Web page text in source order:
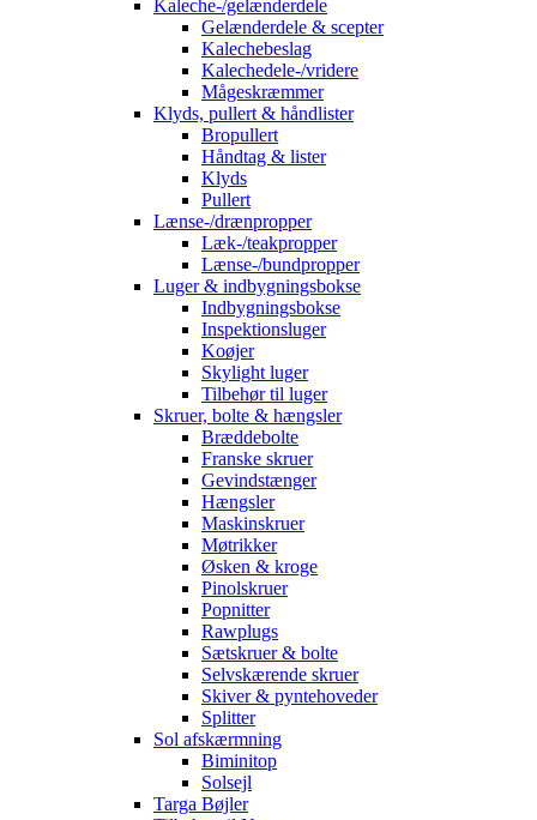
Kaleche-/gelænderdele
Gelænderdele & scepter
Kalechebeslag
Kalechedele-/vridere
Mågeskræmmer
Klyds, pullert & håndlister
Bropullert
Håndtag & lister
Klyds
Pullert
Lænse-/drænpropper
Læk-/teakpropper
Lænse-/bundpropper
Luger & indbygningsbokse
Indbygningsbokse
Inspektionsluger
Koøjer
Skylight luger
Tilbehør til luger
Skruer, bolte & hængsler
Bræddebolte
Franske skruer
Gevindstænger
Hængsler
Maskinskruer
Møtrikker
Øsken & kroge
Pinolskruer
Popnitter
Rawplugs
Sætskruer & bolte
Selvskærende skruer
Skiver & pyntehoveder
Splitter
Sol afskærmning
Biminitop
Solsejl
Targa Bøjler